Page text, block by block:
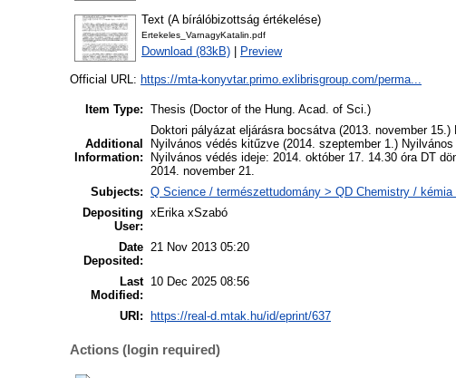
Text (A bírálóbizottság értékelése)
Ertekeles_VarnagyKatalin.pdf
Download (83kB) Preview
Official URL: https://mta-konyvtar.primo.exlibrisgroup.com/perma...
Item Type: Thesis (Doctor of the Hung. Acad. of Sci.)
Additional
Information:
Doktori pályázat eljárásra bocsátva (2013. november
Nyilvános védés kitűzve (2014. szeptember 1.)
Nyilvános védés ideje: 2014. október 17. 14.30 óra DT
2014. november 21.
Subjects: Q Science / természettudomány > QD Chemistry /
Depositing
User:
xErika xSzabó
Date
Deposited:
21 Nov 2013 05:20
Last
Modified:
10 Dec 2025 08:56
URI: https://real-d.mtak.hu/id/eprint/637
Actions (login required)